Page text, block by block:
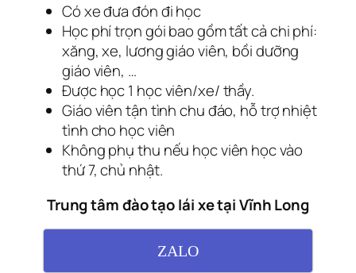
Có xe đưa đón đi học
Học phí trọn gói bao gồm tất cả chi phí:
xăng, xe, lương giáo viên, bồi dưỡng
giáo viên, …
Được học 1 học viên/xe/ thầy.
Giáo viên tận tình chu đáo, hỗ trợ nhiệt
tình cho học viên
Không phụ thu nếu học viên học vào
thứ 7, chủ nhật.
Trung tâm đào tạo lái xe tại Vĩnh Long
ZALO